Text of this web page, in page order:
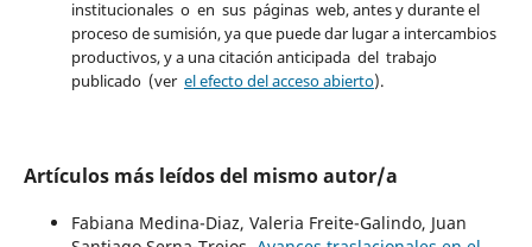
institucionales o en sus páginas web, antes y durante el
proceso de sumisión, ya que puede dar lugar a intercambios
productivos, y a una citación anticipada del trabajo
publicado (ver el efecto del acceso abierto).
Artículos más leídos del mismo autor/a
Fabiana Medina-Diaz, Valeria Freite-Galindo, Juan